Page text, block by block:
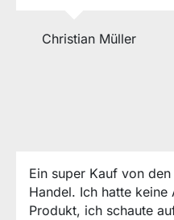
Christian Müller
Ein super Kauf von
Handel. Ich hatte keine
Produkt, ich schaute